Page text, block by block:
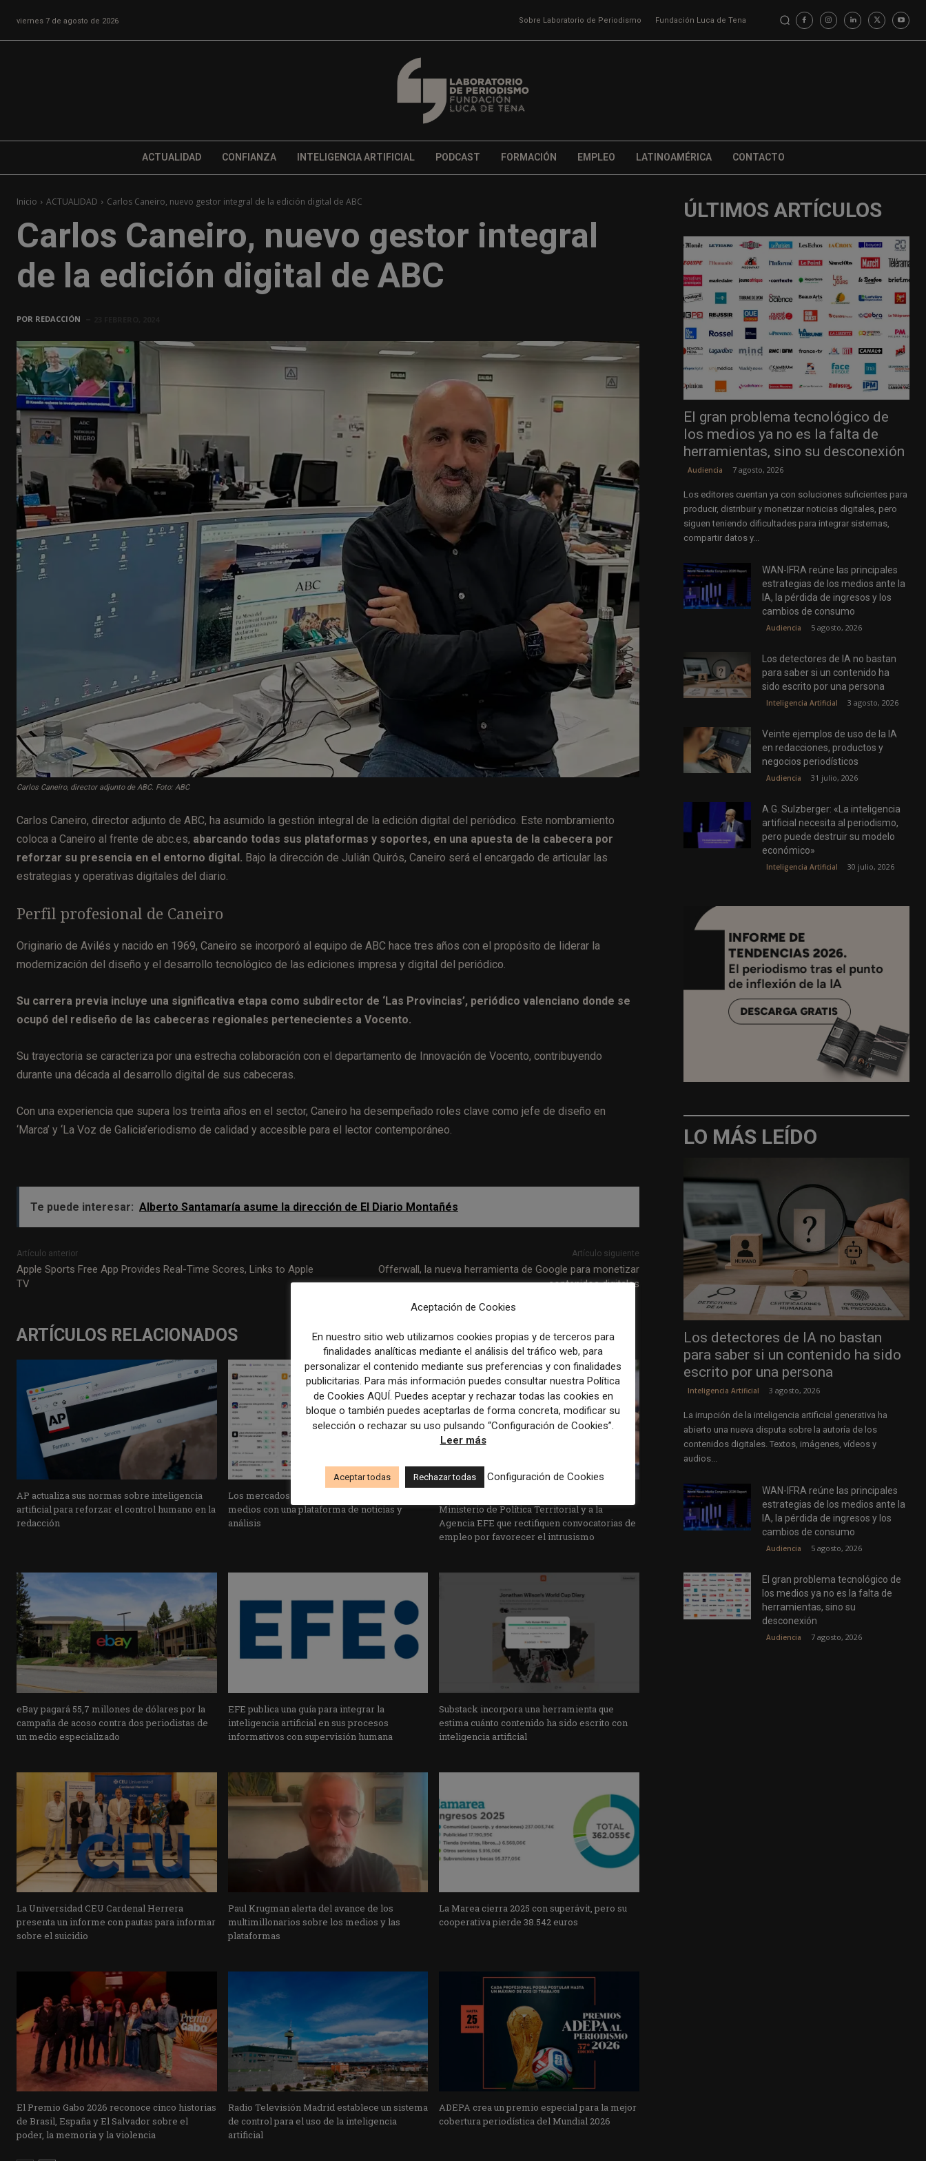
viernes 7 de agosto de 2026 Sobre Laboratorio de Periodismo Fundación Luca de Tena
ACTUALIDAD CONFIANZA INTELIGENCIA ARTIFICIAL PODCAST FORMACIÓN EMPLEO LATINOAMÉRICA CONTACTO
Inicio ACTUALIDAD Carlos Caneiro, nuevo gestor integral de la edición digital de ABC
Carlos Caneiro, nuevo gestor integral
de la edición digital de ABC
POR REDACCIÓN
Carlos Caneiro, director adjunto de ABC. Foto: ABC
Carlos Caneiro, director adjunto de ABC, ha asumido la gestión integral de la edición digital del periódico. Este nombramiento
coloca a Caneiro al frente de abc.es, abarcando todas sus plataformas y soportes, en una apuesta de la cabecera por
reforzar su presencia en el entorno digital. Bajo la dirección de Julián Quirós, Caneiro será el encargado de articular las
estrategias y operativas digitales del diario.
Perfil profesional de Caneiro
Originario de Avilés y nacido en 1969, Caneiro se incorporó al equipo de ABC hace tres años con el propósito de liderar la
modernización del diseño y el desarrollo tecnológico de las ediciones impresa y digital del periódico.
Su carrera previa incluye una significativa etapa como subdirector de ‘Las Provincias’, periódico valenciano donde se
ocupó del rediseño de las cabeceras regionales pertenecientes a Vocento.
Su trayectoria se caracteriza por una estrecha colaboración con el departamento de Innovación de Vocento, contribuyendo
durante una década al desarrollo digital de sus cabeceras.
Con una experiencia que supera los treinta años en el sector, Caneiro ha desempeñado roles clave como jefe de diseño en
‘Marca’ y ‘La Voz de Galicia’eriodismo de calidad y accesible para el lector contemporáneo.
Te puede interesar: Alberto Santamaría asume la dirección de El Diario Montañés
Artículo anterior
Apple Sports Free App Provides Real-Time Scores, Links to Apple
TV
Artículo siguiente
Offerwall, la nueva herramienta de Google para monetizar
contenidos digitales
ARTÍCULOS RELACIONADOS
AP actualiza sus normas sobre inteligencia
artificial para reforzar el control humano en la
redacción
Los mercados de predicción dan el salto a los
medios con una plataforma de noticias y
análisis
Ministerio de Política Territorial y a la
Agencia EFE que rectifiquen convocatorias de
empleo por favorecer el intrusismo
eBay pagará 55,7 millones de dólares por la
campaña de acoso contra dos periodistas de
un medio especializado
EFE publica una guía para integrar la
inteligencia artificial en sus procesos
informativos con supervisión humana
Substack incorpora una herramienta que
estima cuánto contenido ha sido escrito con
inteligencia artificial
La Universidad CEU Cardenal Herrera
presenta un informe con pautas para informar
sobre el suicidio
Paul Krugman alerta del avance de los
multimillonarios sobre los medios y las
plataformas
La Marea cierra 2025 con superávit, pero su
cooperativa pierde 38.542 euros
El Premio Gabo 2026 reconoce cinco historias
de Brasil, España y El Salvador sobre el
poder, la memoria y la violencia
Radio Televisión Madrid establece un sistema
de control para el uso de la inteligencia
artificial
ADEPA crea un premio especial para la mejor
cobertura periodística del Mundial 2026
ÚLTIMOS ARTÍCULOS
El gran problema tecnológico de
los medios ya no es la falta de
herramientas, sino su desconexión
Audiencia 7 agosto, 2026
Los editores cuentan ya con soluciones suficientes para
producir, distribuir y monetizar noticias digitales, pero
siguen teniendo dificultades para integrar sistemas,
compartir datos y...
WAN-IFRA reúne las principales
estrategias de los medios ante la
IA, la pérdida de ingresos y los
cambios de consumo
Audiencia 5 agosto, 2026
Los detectores de IA no bastan
para saber si un contenido ha
sido escrito por una persona
Inteligencia Artificial 3 agosto, 2026
Veinte ejemplos de uso de la IA
en redacciones, productos y
negocios periodísticos
Audiencia 31 julio, 2026
A.G. Sulzberger: «La inteligencia
artificial necesita al periodismo,
pero puede destruir su modelo
económico»
Inteligencia Artificial 30 julio, 2026
LO MÁS LEÍDO
Los detectores de IA no bastan
para saber si un contenido ha sido
escrito por una persona
Inteligencia Artificial 3 agosto, 2026
La irrupción de la inteligencia artificial generativa ha
abierto una nueva disputa sobre la autoría de los
contenidos digitales. Textos, imágenes, vídeos y
audios...
WAN-IFRA reúne las principales
estrategias de los medios ante la
IA, la pérdida de ingresos y los
cambios de consumo
Audiencia 5 agosto, 2026
El gran problema tecnológico de
los medios ya no es la falta de
herramientas, sino su
desconexión
Audiencia 7 agosto, 2026
Aceptación de Cookies
En nuestro sitio web utilizamos cookies propias y de terceros para
finalidades analíticas mediante el análisis del tráfico web, para
personalizar el contenido mediante sus preferencias y con finalidades
publicitarias. Para más información puedes consultar nuestra Política
de Cookies AQUÍ. Puedes aceptar y rechazar todas las cookies en
bloque o también puedes aceptarlas de forma concreta, modificar su
selección o rechazar su uso pulsando “Configuración de Cookies”.
Leer más
Aceptar todas Rechazar todas Configuración de Cookies